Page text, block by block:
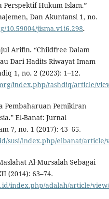
Hukum Islam.”
Dan Akuntansi 1, no.
10.59004/jisma.v1i6.298.
Arifin. “Childfree Dalam
Dari Hadits Riwayat Imam
1, no. 2 (2023): 1–12.
index.php/tashdiq/article/
Pembaharuan Pemikiran
El-Banat: Jurnal
7, no. 1 (2017): 43–65.
susi/index.php/elbanat/article/
Al-Mursalah Sebagai
(2014): 63–74.
index.php/adalah/article/